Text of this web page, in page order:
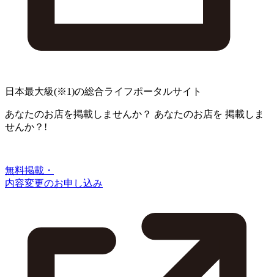
日本最大級(※1)の総合ライフポータルサイト
あなたのお店を掲載しませんか？ あなたのお店を 掲載しま
せんか？!
無料掲載・
内容変更のお申し込み